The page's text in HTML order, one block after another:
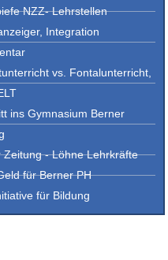
NZZ- Lehrstellen
Integration
vs. Fontalunterricht,
ins Gymnasium Berner
Zeitung - Löhne Lehrkräfte
für Berner PH
für Bildung